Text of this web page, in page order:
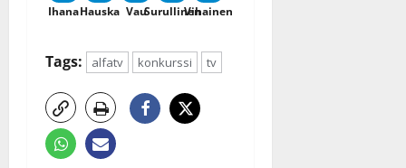
IhanaHauska VauSurullinenVihainen
Tags: alfatv konkurssi tv